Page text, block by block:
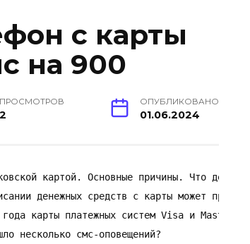
с карты
на 900
ПРОСМОТРОВ
2
ОПУБЛИКОВАНО
01.06.2024
картой. Основные причины. Что делать?
денежных средств с карты может
года карты платежных систем Visa и
несколько смс-оповещений?